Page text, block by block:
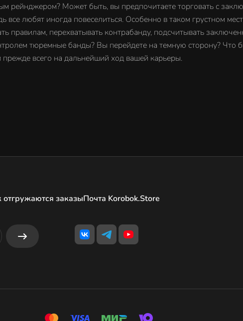
рейнджером? Может быть, вы предпочитаете торговать с
все любят иногда повеселиться. Особенно в таком грустном
правилам, перехватывать контрабанду, подсчитывать
тюремные банды? Вы перейдете на темную сторону?
прежде всего на дальнейший ход вашей карьеры.
отгружаются заказыПочта Korobok.Store